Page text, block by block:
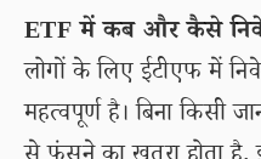
ETF में कब और कैसे
लोगों के लिए ईटीएफ में
महत्वपूर्ण है। बिना किसी